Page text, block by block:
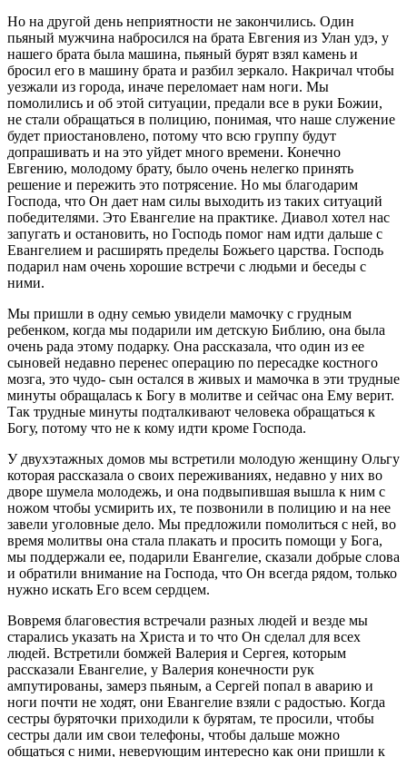
Но на другой день неприятности не закончились. Один
пьяный мужчина набросился на брата Евгения из Улан удэ, у
нашего брата была машина, пьяный бурят взял камень и
бросил его в машину брата и разбил зеркало. Накричал чтобы
уезжали из города, иначе переломает нам ноги. Мы
помолились и об этой ситуации, предали все в руки Божии,
не стали обращаться в полицию, понимая, что наше служение
будет приостановлено, потому что всю группу будут
допрашивать и на это уйдет много времени. Конечно
Евгению, молодому брату, было очень нелегко принять
решение и пережить это потрясение. Но мы благодарим
Господа, что Он дает нам силы выходить из таких ситуаций
победителями. Это Евангелие на практике. Диавол хотел нас
запугать и остановить, но Господь помог нам идти дальше с
Евангелием и расширять пределы Божьего царства. Господь
подарил нам очень хорошие встречи с людьми и беседы с
ними.
Мы пришли в одну семью увидели мамочку с грудным
ребенком, когда мы подарили им детскую Библию, она была
очень рада этому подарку. Она рассказала, что один из ее
сыновей недавно перенес операцию по пересадке костного
мозга, это чудо- сын остался в живых и мамочка в эти трудные
минуты обращалась к Богу в молитве и сейчас она Ему верит.
Так трудные минуты подталкивают человека обращаться к
Богу, потому что не к кому идти кроме Господа.
У двухэтажных домов мы встретили молодую женщину Ольгу
которая рассказала о своих переживаниях, недавно у них во
дворе шумела молодежь, и она подвыпившая вышла к ним с
ножом чтобы усмирить их, те позвонили в полицию и на нее
завели уголовные дело. Мы предложили помолиться с ней, во
время молитвы она стала плакать и просить помощи у Бога,
мы поддержали ее, подарили Евангелие, сказали добрые слова
и обратили внимание на Господа, что Он всегда рядом, только
нужно искать Его всем сердцем.
Вовремя благовестия встречали разных людей и везде мы
старались указать на Христа и то что Он сделал для всех
людей. Встретили бомжей Валерия и Сергея, которым
рассказали Евангелие, у Валерия конечности рук
ампутированы, замерз пьяным, а Сергей попал в аварию и
ноги почти не ходят, они Евангелие взяли с радостью. Когда
сестры буряточки приходили к бурятам, те просили, чтобы
сестры дали им свои телефоны, чтобы дальше можно
общаться с ними, неверующим интересно как они пришли к